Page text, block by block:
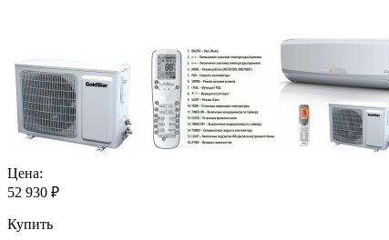
Цена:
52 930 ₽
Купить